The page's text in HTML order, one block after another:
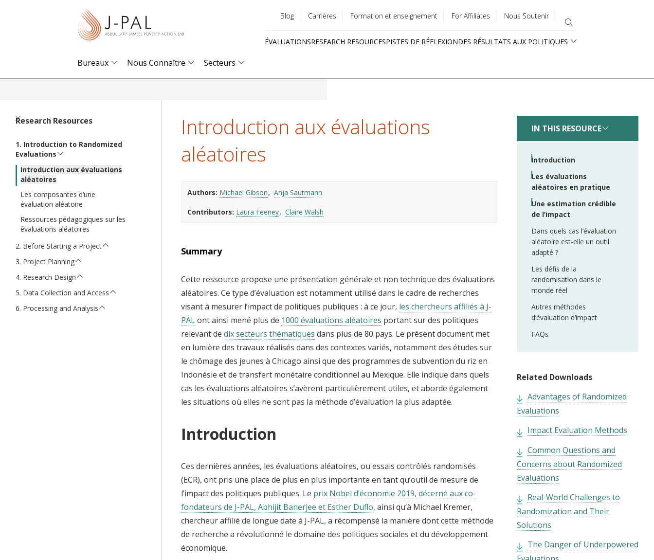
menu
Blog Carrières Formation et enseignement For Affiliates Nous Soutenir
ÉVALUATIONSRESEARCH RESOURCESPISTES DE RÉFLEXIONDES RÉSULTATS AUX POLITIQUES
Bureaux Nous Connaître Secteurs
Research Resources
Introduction to Randomized
Evaluations
Introduction aux évaluations
aléatoires
Les composantes d’une
évaluation aléatoire
Ressources pédagogiques sur les
évaluations aléatoires
Before Starting a Project
Project Planning
Research Design
Data Collection and Access
Processing and Analysis
Introduction aux évaluations
aléatoires
Authors Michael Gibson Anja Sautmann
Contributors Laura Feeney Claire Walsh
Summary
Cette ressource propose une présentation générale et non technique des évaluations
aléatoires. Ce type d’évaluation est notamment utilisé dans le cadre de recherches
visant à mesurer l’impact de politiques publiques : à ce jour, les chercheurs affiliés à J-
PALont ainsi mené plus de 1000 évaluations aléatoires portant sur des politiques
relevant de dix secteurs thématiques dans plus de 80 pays. Le présent document met
en lumière des travaux réalisés dans des contextes variés, notamment des études sur
le chômage des jeunes à Chicago ainsi que des programmes de subvention du riz en
Indonésie et de transfert monétaire conditionnel au Mexique. Elle indique dans quels
cas les évaluations aléatoires s’avèrent particulièrement utiles, et aborde également
les situations où elles ne sont pas la méthode d’évaluation la plus adaptée.
Introduction
Ces dernières années, les évaluations aléatoires, ou essais contrôlés randomisés
(ECR), ont pris une place de plus en plus importante en tant qu’outil de mesure de
l’impact des politiques publiques. Le prix Nobel d’économie 2019, décerné aux co-
fondateurs de J-PAL, Abhijit Banerjee et Esther Duflo, ainsi qu’à Michael Kremer,
chercheur affilié de longue date à J-PAL, a récompensé la manière dont cette méthode
de recherche a révolutionné le domaine des politiques sociales et du développement
économique.
IN THIS RESOURCE
Introduction
Les évaluations
aléatoires en pratique
Une estimation crédible
de l’impact
Dans quels cas l’évaluation
aléatoire est-elle un outil
adapté ?
Les défis de la
randomisation dans le
monde réel
Autres méthodes
d’évaluation d’impact
FAQs
Related Downloads
Advantages of Randomized
Evaluations
Impact Evaluation Methods
Common Questions and
Concerns about Randomized
Evaluations
Real-World Challenges to
Randomization and Their
Solutions
The Danger of Underpowered